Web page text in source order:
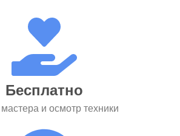
Бесплатно
и осмотр техники